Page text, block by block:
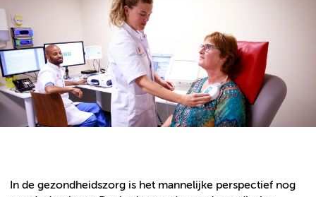
In de gezondheidszorg is het mannelijke perspectief nog